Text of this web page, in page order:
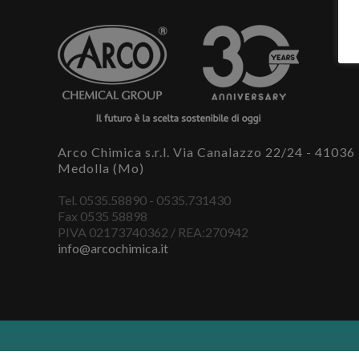
Arco Chimica s.r.l. Via Canalazzo 22/24 - 41036
Medolla (Mo)
Tel. 0535.58890 - 0535.731430
Fax 0535 58898
PIVA 02173740362 / REA:270942
info@arcochimica.it